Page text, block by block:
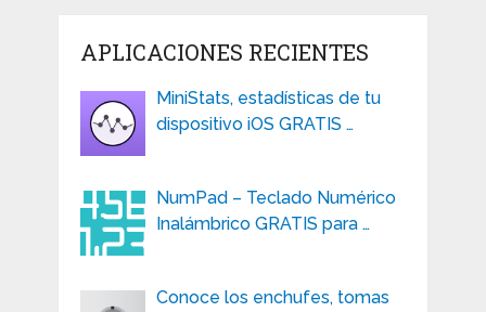
APLICACIONES RECIENTES
MiniStats, estadísticas de tu
dispositivo iOS GRATIS …
NumPad – Teclado Numérico
Inalámbrico GRATIS para …
Conoce los enchufes, tomas